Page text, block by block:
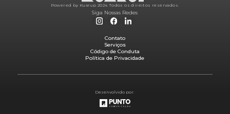
Powered by Kuarup 2024. Todos os direitos reservados.
Siga Nossas Redes
Contato
Serviços
Código de Conduta
Política de Privacidade
Desenvolvido por: